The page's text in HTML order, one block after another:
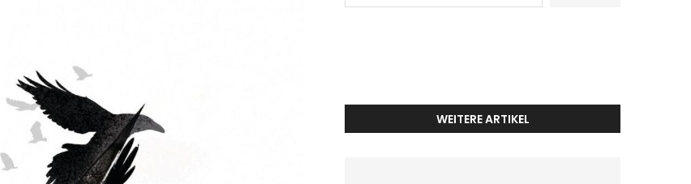
WEITERE ARTIKEL